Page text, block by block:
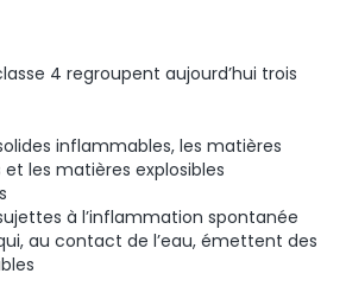
4 regroupent aujourd’hui trois
inflammables, les matières
les matières explosibles
à l’inflammation spontanée
au contact de l’eau, émettent des